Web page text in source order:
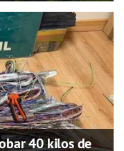
40 kilos de